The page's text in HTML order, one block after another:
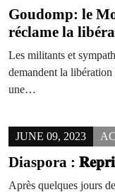
Goudomp: le
réclame la
Les militants et
demandent la
une…
JUNE 09, 2023
Diaspora :
Après quelques jours